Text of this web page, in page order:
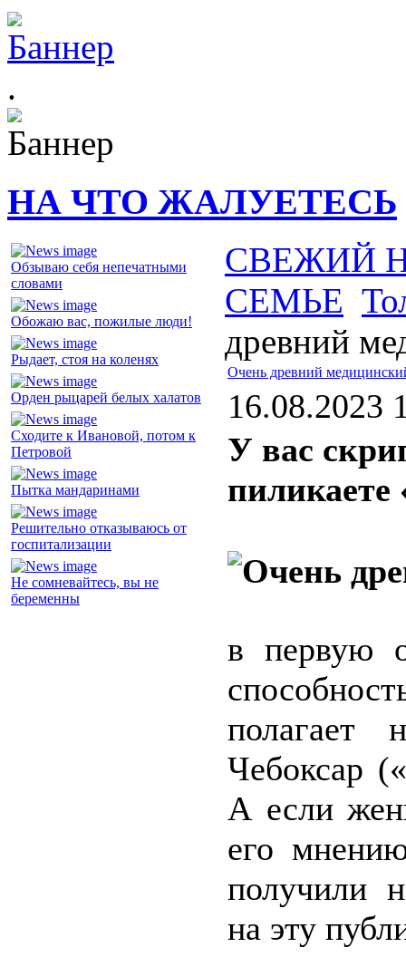
.
НА ЧТО ЖАЛУЕТЕСЬ
Обзываю себя непечатными
словами
Обожаю вас, пожилые люди!
Рыдает, стоя на коленях
Орден рыцарей белых халатов
Сходите к Ивановой, потом к
Петровой
Пытка мандаринами
Решительно отказываюсь от
госпитализации
Не сомневайтесь, вы не
беременны
СВЕЖИЙ
СЕМЬЕ
древний
Очень древний
16.08.2023
У вас
в первую
Чебоксар
А если
его
получили
на эту